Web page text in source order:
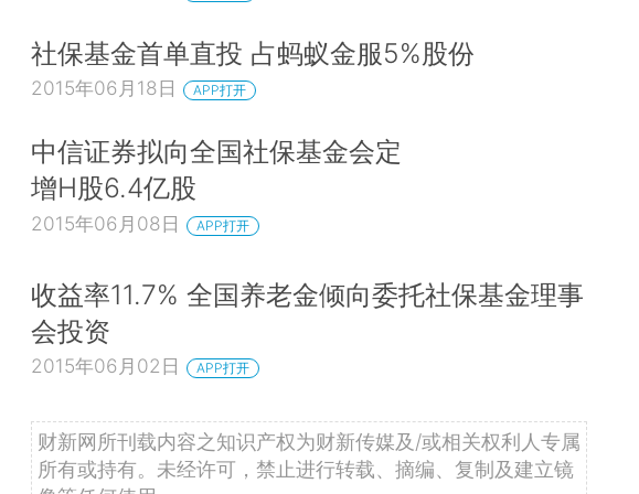
社保基金首单直投 占蚂蚁金服5%股份
2015年06月18日 APP打开
中信证券拟向全国社保基金会定
增H股6.4亿股
2015年06月08日 APP打开
收益率11.7% 全国养老金倾向委托社保基金理事
会投资
2015年06月02日 APP打开
财新网所刊载内容之知识产权为财新传媒及/或相关权利人专属
所有或持有。未经许可，禁止进行转载、摘编、复制及建立镜